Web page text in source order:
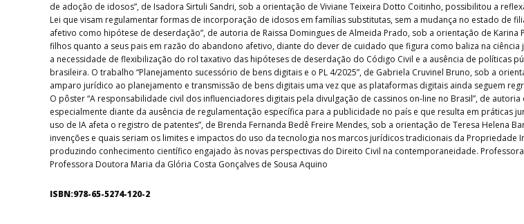
de adoção de idosos”, de Isadora Sirtuli Sandri, sob a orientação de Viviane Teixeira Dotto Coitinho, possibilitou a
Lei que visam regulamentar formas de incorporação de idosos em famílias substitutas, sem a mudança no estado de
afetivo como hipótese de deserdação”, de autoria de Raissa Domingues de Almeida Prado, sob a orientação de
filhos quanto a seus pais em razão do abandono afetivo, diante do dever de cuidado que figura como baliza na
a necessidade de flexibilização do rol taxativo das hipóteses de deserdação do Código Civil e a ausência de
brasileira. O trabalho “Planejamento sucessório de bens digitais e o PL 4/2025”, de Gabriela Cruvinel Bruno, sob a
amparo jurídico ao planejamento e transmissão de bens digitais uma vez que as plataformas digitais ainda seguem
O pôster “A responsabilidade civil dos influenciadores digitais pela divulgação de cassinos on-line no Brasil”, de
especialmente diante da ausência de regulamentação específica para a publicidade no país e que resulta em práticas
uso de IA afeta o registro de patentes”, de Brenda Fernanda Bedê Freire Mendes, sob a orientação de Teresa Helena
invenções e quais seriam os limites e impactos do uso da tecnologia nos marcos jurídicos tradicionais da Propriedade
produzindo conhecimento científico engajado às novas perspectivas do Direito Civil na contemporaneidade.
Professora Doutora Maria da Glória Costa Gonçalves de Sousa Aquino
ISBN:978-65-5274-120-2